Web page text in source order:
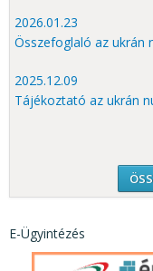
2026.01.23
Összefoglaló az ukrán
2025.12.09
Tájékoztató az ukrán
E-Ügyintézés